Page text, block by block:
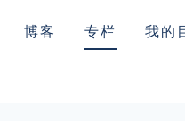
博客 专栏 我的